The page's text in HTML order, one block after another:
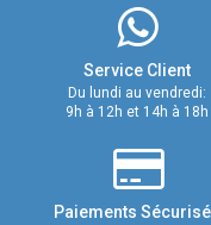
Service Client
Du lundi au vendredi:
9h à 12h et 14h à 18h
Paiements